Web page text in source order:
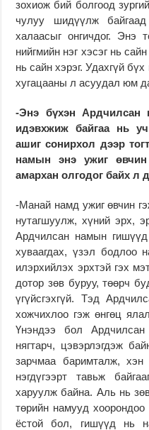
зохиож бий болгоод
чулуу шидүүлж
халаасыг онгичдог. Энэ
нийгмийн нэг хэсэг нь
нь сайн хэрэг. Удахгүй
хугацааны л асуудал юм
-Энэ бүхэн Ардчилсан
идэвхжиж байгаа нь
ашиг сонирхол дээр
намын энэ ужиг
амархан олгодог байх л
-Манай намд ужиг өвчин
нутагшуулж, хүний эрх,
Ардчилсан намын
хуваагдах, үзэл бодлоо
илэрхийлэх эрхтэй гэх
дотор зөв буруу, төөрч
үгүйсгэхгүй. Тэд
хожчихлоо гэж өнгөц
Үнэндээ бол
нягтарч, цэвэрлэгдэж
зарчмаа баримталж,
нэгдүгээрт тавьж
харуулж байна. Аль нь
төрийн намууд
ёстой бол, гишүүд нь